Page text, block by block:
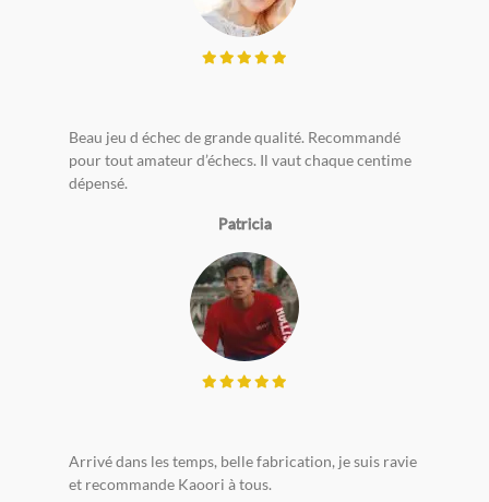
Beau jeu d échec de grande qualité. Recommandé
pour tout amateur d’échecs. Il vaut chaque centime
dépensé.
Patricia
Arrivé dans les temps, belle fabrication, je suis ravie
et recommande Kaoori à tous.